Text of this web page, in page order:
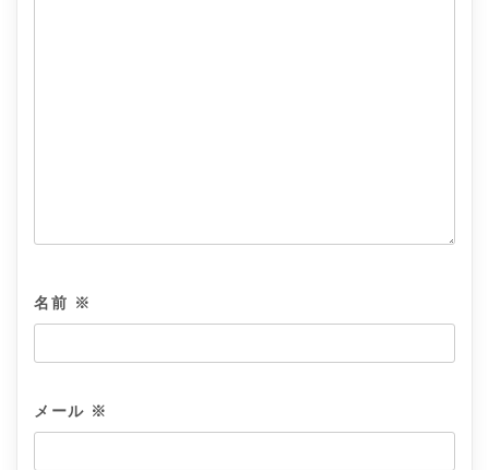
名前 ※
メール ※